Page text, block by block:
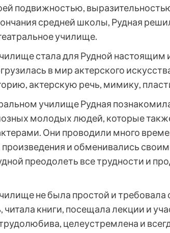
подвижностью,
средней школы, Рудная
училище.
стала для Рудной
в мир актерского
актерскую речь, мимику,
училище Рудная
молодых людей, которые
Они проводили много
и обменивались
преодолеть все трудности и
не была простой и
читала книги, посещала лекции и
целеустремлена и